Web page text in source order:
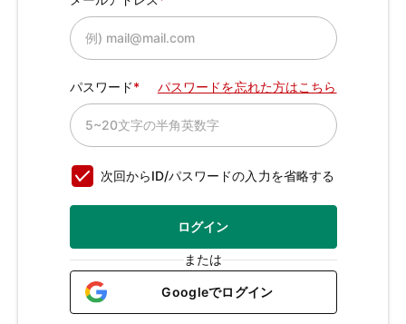
パスワード パスワードを忘れた方はこちら
次回からID/パスワードの入力を省略する
ログイン
または
Googleでログイン